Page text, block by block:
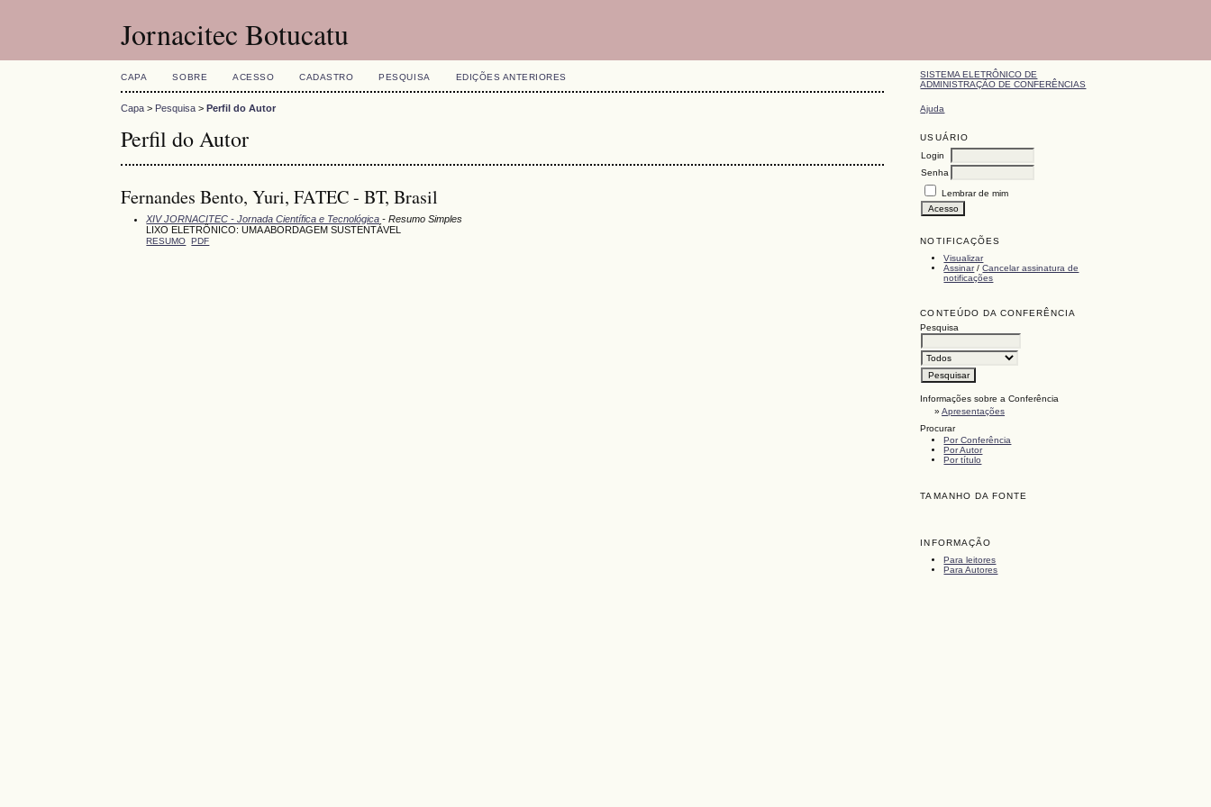
Jornacitec Botucatu
SISTEMA ELETRÔNICO DE
ADMINISTRAÇÃO DE CONFERÊNCIAS
Ajuda
USUÁRIO
Login
Senha
Lembrar de mim
NOTIFICAÇÕES
Visualizar
Assinar/Cancelar assinatura de
notificações
CONTEÚDO DA CONFERÊNCIA
Pesquisa
Informações sobre a Conferência
»Apresentações
Procurar
Por Conferência
Por Autor
Por título
TAMANHO DA FONTE
INFORMAÇÃO
Para leitores
Para Autores
CAPA SOBRE ACESSO CADASTRO PESQUISA EDIÇÕES ANTERIORES
Capa > Pesquisa >Perfil do Autor
Perfil do Autor
Fernandes Bento, Yuri, FATEC - BT, Brasil
XIV JORNACITEC - Jornada Científica e Tecnológica - Resumo Simples
LIXO ELETRÔNICO: UMA ABORDAGEM SUSTENTÁVEL
RESUMO PDF